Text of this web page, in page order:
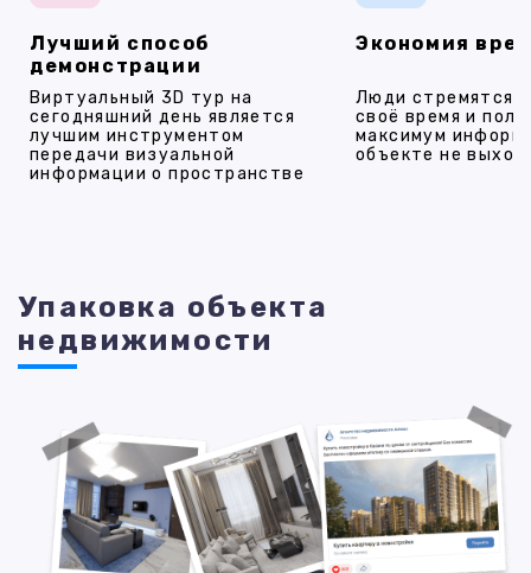
Лучший способ
демонстрации
Виртуальный 3D тур на
сегодняшний день является
лучшим инструментом
передачи визуальной
информации о пространстве
Экономия
Люди стремятся
своё время и
максимум
объекте не
Упаковка объекта
недвижимости